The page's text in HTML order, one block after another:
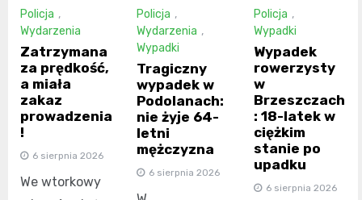
Policja ,
Wydarzenia
Zatrzymana
za prędkość,
a miała
zakaz
prowadzenia
!
6 sierpnia 2026
We wtorkowy
Policja ,
Wydarzenia ,
Wypadki
Tragiczny
wypadek w
Podolanach:
nie żyje 64-
letni
mężczyzna
6 sierpnia 2026
Policja ,
Wypadki
Wypadek
rowerzysty
w
Brzeszczach
: 18-latek w
ciężkim
stanie po
upadku
6 sierpnia 2026